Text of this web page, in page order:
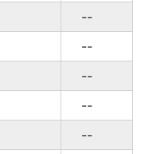
--
--
--
--
--